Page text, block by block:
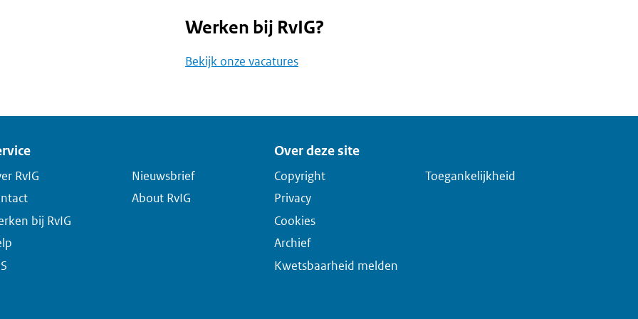
Werken bij RvIG?
Bekijk onze vacatures
RvIG
bij RvIG
Nieuwsbrief
About RvIG
Over deze site
Copyright
Privacy
Cookies
Archief
Kwetsbaarheid melden
Toegankelijkheid